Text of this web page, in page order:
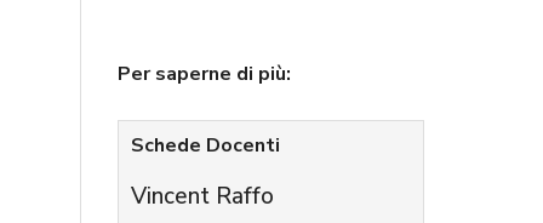
Per saperne di più:
Schede Docenti
Vincent Raffo